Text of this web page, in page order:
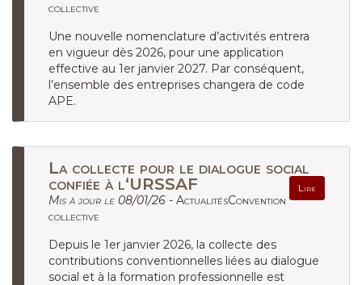
collective
Une nouvelle nomenclature d’activités entrera
en vigueur dès 2026, pour une application
effective au 1er janvier 2027. Par conséquent,
l’ensemble des entreprises changera de code
APE.
La collecte pour le dialogue social
confiée à l‘URSSAF
Lire
Mis à jour le 08/01/26 - ActualitésConvention
collective
Depuis le 1er janvier 2026, la collecte des
contributions conventionnelles liées au dialogue
social et à la formation professionnelle est